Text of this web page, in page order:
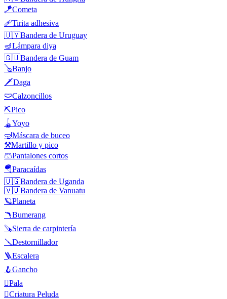
🪁Cometa
🩹Tirita adhesiva
🇺🇾Bandera de Uruguay
🪔Lámpara diya
🇬🇺Bandera de Guam
🪕Banjo
🗡️Daga
🩲Calzoncillos
⛏️Pico
🪀Yoyo
🤿Máscara de buceo
⚒️Martillo y pico
🩳Pantalones cortos
🪂Paracaídas
🇺🇬Bandera de Uganda
🇻🇺Bandera de Vanuatu
🪐Planeta
🪃Bumerang
🪚Sierra de carpintería
🪛Destornillador
🪜Escalera
🪝Gancho
🪏Pala
🫈Criatura Peluda